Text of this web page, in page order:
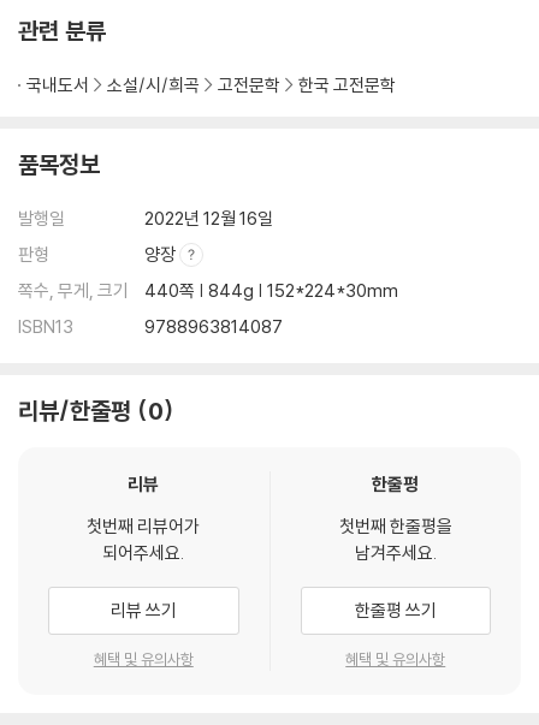
사상의 시에 차운하여 영위사로 가는 송 첨지 기 의 행차에 주어 작별하다
次使相韻 贈別宋僉知 圻 迎慰行軒·387
또 짓다 又·388
서경의 원운 原韻 西坰·390
또 짓다 又·392
또 짓다 又·393
또 짓다 又·395
또 짓다 又·396
영상시 동전에서 迎祥詩 東殿·401
차운하다 次韻·403
단성으로 향하다 산음에서 일찍 출발할 때 달이 떠 있었다. 向丹城 山陰
早發時有月·405
임술년(1622, 광해군14) 칠월에 우연히 읊다 〈적벽부〉에서 집자하였다.
壬戌七月偶吟 赤壁賦集字·406
또 짓다 又·407
관련 분류
국내도서 소설/시/희곡 고전문학 한국 고전문학
품목정보
발행일
2022년 12월 16일
판형
양장
쪽수, 무게, 크기
440쪽 | 844g | 152*224*30mm
ISBN13
9788963814087
리뷰/한줄평 0
리뷰
첫번째 리뷰어가
되어주세요.
리뷰 쓰기
혜택 및 유의사항
한줄평
첫번째 한줄평을
남겨주세요.
한줄평 쓰기
혜택 및 유의사항